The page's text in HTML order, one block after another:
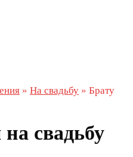
» На свадьбу » Брату
свадьбу